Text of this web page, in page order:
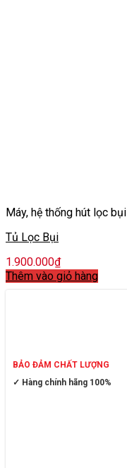
Máy, hệ thống hút lọc bụi
Tủ Lọc Bụi
1.900.000₫
Thêm vào giỏ hàng
BẢO ĐẢM CHẤT LƯỢNG
✓ Hàng chính hãng 100%